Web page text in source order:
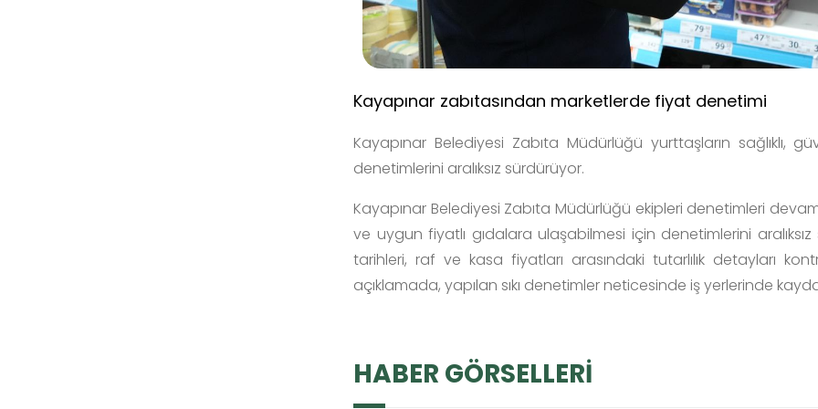
Kayapınar zabıtasından marketlerde fiyat denetimi
Kayapınar Belediyesi Zabıta Müdürlüğü yurttaşların sağlıklı,
denetimlerini aralıksız sürdürüyor.
Kayapınar Belediyesi Zabıta Müdürlüğü ekipleri denetimleri
ve uygun fiyatlı gıdalara ulaşabilmesi için denetimlerini
tarihleri, raf ve kasa fiyatları arasındaki tutarlılık detayları
açıklamada, yapılan sıkı denetimler neticesinde iş yerlerinde
HABER GÖRSELLERİ